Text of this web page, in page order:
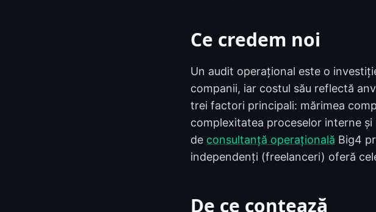
Ce credem noi
Un audit operațional este o
companii, iar costul său reflectă
trei factori principali: mărimea
complexitatea proceselor interne
de consultanță operațională Big4
independenți (freelanceri) oferă
De ce contează